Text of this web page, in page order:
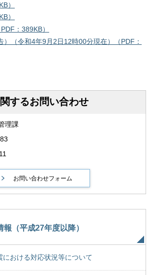
）
）
：389KB）
）（令和4年9月2日12時00分現在）（PDF：
するお問い合わせ
理課
（平成27年度以降）
における対応状況等について